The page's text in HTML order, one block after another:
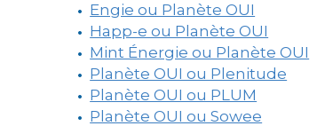
Engie ou Planète OUI
Happ-e ou Planète OUI
Mint Énergie ou Planète OUI
Planète OUI ou Plenitude
Planète OUI ou PLUM
Planète OUI ou Sowee